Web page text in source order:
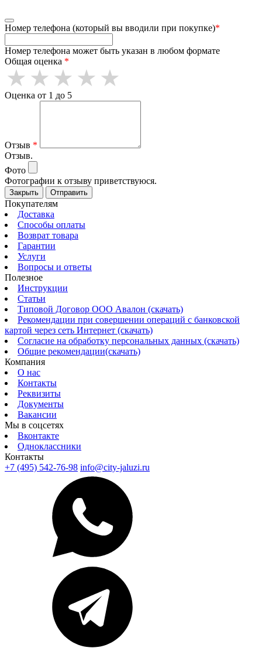
Номер телефона (который вы вводили при покупке)*
Номер телефона может быть указан в любом формате
Общая оценка *
Оценка от 1 до 5
Отзыв *
Отзыв.
Фото
Фотографии к отзыву приветствуюся.
Закрыть Отправить
Покупателям
Доставка
Способы оплаты
Возврат товара
Гарантии
Услуги
Вопросы и ответы
Полезное
Инструкции
Статьи
Типовой Договор ООО Авалон (скачать)
Рекомендации при совершении операций с банковской
картой через сеть Интернет (скачать)
Согласие на обработку персональных данных (скачать)
Общие рекомендации(скачать)
Компания
О нас
Контакты
Реквизиты
Документы
Вакансии
Мы в соцсетях
Вконтакте
Одноклассники
Контакты
+7 (495) 542-76-98 info@city-jaluzi.ru